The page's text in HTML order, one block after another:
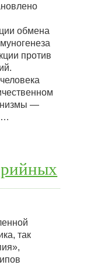
обмена
против
—
так